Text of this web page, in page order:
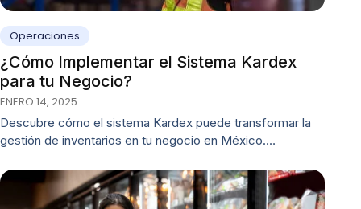
Operaciones
¿Cómo Implementar el Sistema Kardex
para tu Negocio?
ENERO 14, 2025
Descubre cómo el sistema Kardex puede transformar la
gestión de inventarios en tu negocio en México.…